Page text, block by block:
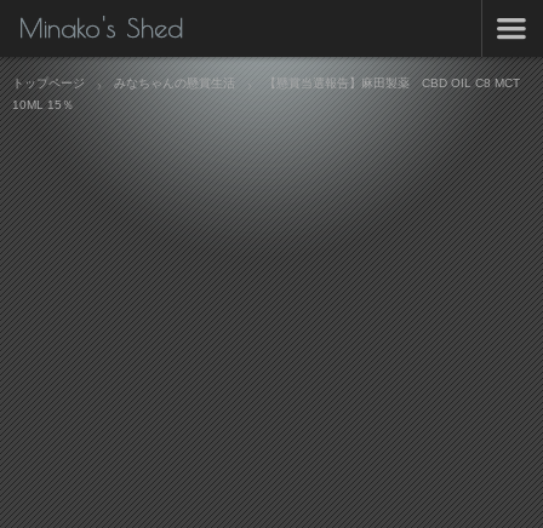
Minako's Shed
トップページ みなちゃんの懸賞生活
【懸賞当選報告】麻田製薬 CBD OIL C8 MCT
10ML 15％